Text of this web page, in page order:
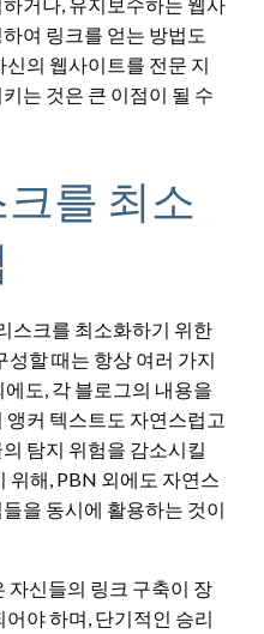
여 링크를 얻는 방법도
의 웹사이트를 전문 지
는 것은 큰 이점이 될 수
를 최소
스크를 최소화하기 위한
할 때는 항상 여러 가지
도, 각 블로그의 내용을
커 텍스트도 자연스럽고
탐지 위험을 감소시킬
위해, PBN 외에도 자연스
을 동시에 활용하는 것이
자신들의 링크 구축이 장
야 하며, 단기적인 승리